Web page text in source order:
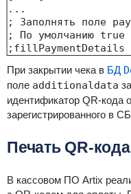
...
; Заполнять поле
; По умолчанию true
;fillPaymentDetails
При закрытии чека в БД
поле additionaldata
идентификатор QR-кода
зарегистрированного в
Печать QR-
В кассовом ПО Artix